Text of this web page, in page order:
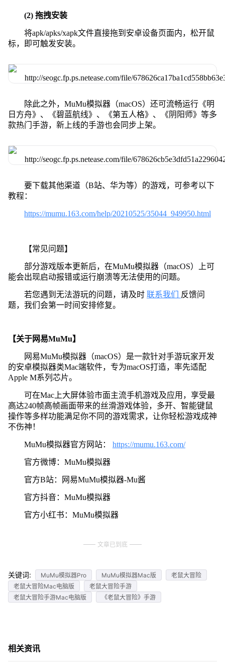
(2) 拖拽安装
将apk/apks/xapk文件直接拖到安卓设备页面内，松开鼠
标，即可触发安装。
除此之外，MuMu模拟器（macOS）还可流畅运行《明
日方舟》、《碧蓝航线》、《第五人格》、《阴阳师》等多
款热门手游，新上线的手游也会同步上架。
要下载其他渠道（B站、华为等）的游戏，可参考以下
教程：
https://mumu.163.com/help/20210525/35044_949950.html
【常见问题】
部分游戏版本更新后，在MuMu模拟器（macOS）上可
能会出现启动报错或运行崩溃等无法使用的问题。
若您遇到无法游玩的问题，请及时 联系我们
反馈问
题，我们会第一时间安排修复。
【关于网易MuMu】
网易MuMu模拟器（macOS）是一款针对手游玩家开发
的安卓模拟器类Mac端软件，专为macOS打造，率先适配
Apple M系列芯片。
可在Mac上大屏体验市面主流手机游戏及应用，享受最
高达240帧高帧画面带来的丝滑游戏体验，多开、智能键鼠
操作等多样功能满足你不同的游戏需求，让你轻松游戏成神
不伤神！
MuMu模拟器官方网站： https://mumu.163.com/
官方微博：MuMu模拟器
官方B站：网易MuMu模拟器-Mu酱
官方抖音：MuMu模拟器
官方小红书：MuMu模拟器
文章已到底
关键词: MuMu模拟器Pro MuMu模拟器Mac版
老鼠大冒险
老鼠大冒险Mac电脑版
老鼠大冒险手游
老鼠大冒险手游Mac电脑版
《老鼠大冒险》手游
相关资讯